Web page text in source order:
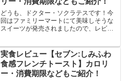
どうも、ドクター・ソクラテスです！今
回はファミリーマートにて美味しそうな
スイーツが発売されましたので、レビュ
地に、マカダミアクリームを合わせたホ
イップクリームを注入し、...
実食レビュー【セブン:しみふわ
食感フレンチトースト】カロリ
ー・消費期限などもご紹介！